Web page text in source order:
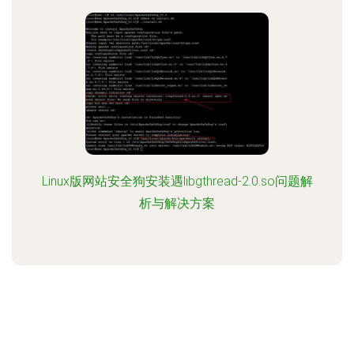
Linux版网站安全狗安装遇libgthread-2.0.so问题解
析与解决方案